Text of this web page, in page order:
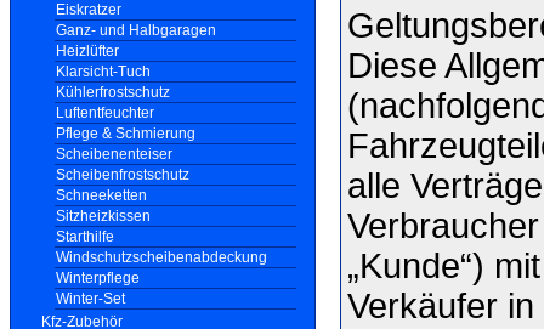
Eiskratzer
Ganz- und Halbgaragen
Heizlüfter
Klarsicht-Tuch
Kühlerfrostschutz
Luftentfeuchter
Pflege & Schmierung
Scheibenenteiser
Scheibenfrostschutz
Schneeketten
Sitzheizkissen
Starthilfe
Windschutzscheibenabdeckung
Winterpflege
Winter-Set
Kfz-Zubehör
Diese
alle
„Kunde“)
Verkäufer